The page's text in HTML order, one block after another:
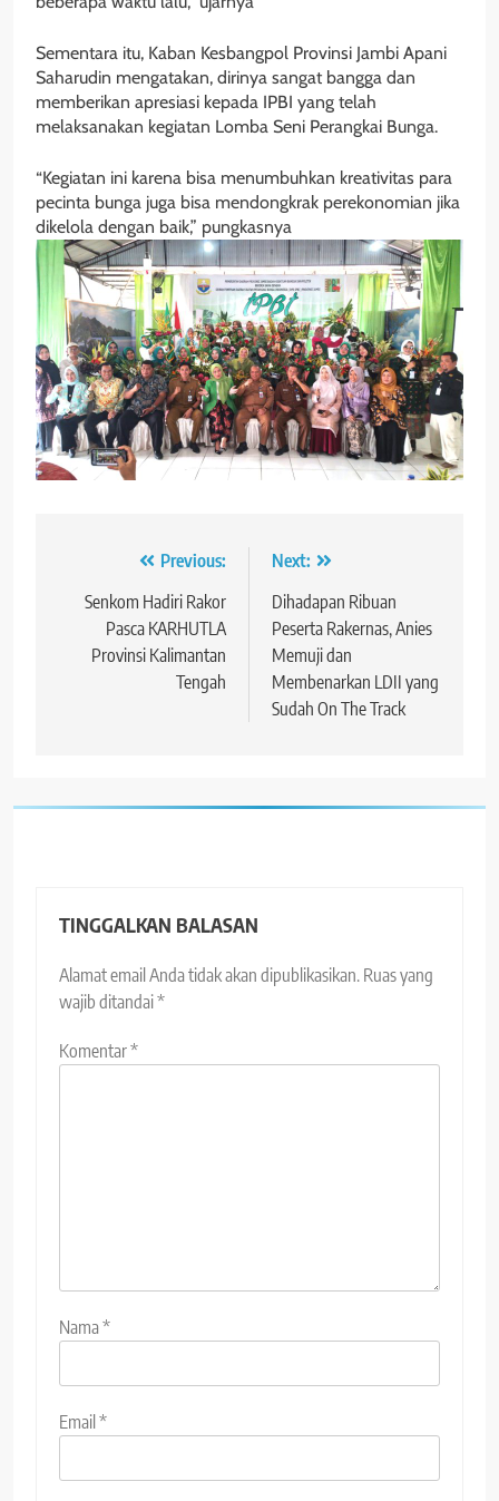
Sementara itu, Kaban Kesbangpol Provinsi Jambi Apani
Saharudin mengatakan, dirinya sangat bangga dan
memberikan apresiasi kepada IPBI yang telah
melaksanakan kegiatan Lomba Seni Perangkai Bunga.
“Kegiatan ini karena bisa menumbuhkan kreativitas para
pecinta bunga juga bisa mendongkrak perekonomian jika
dikelola dengan baik,” pungkasnya
Navigasi
pos
Previous:
Senkom Hadiri Rakor
Pasca KARHUTLA
Provinsi Kalimantan
Tengah
Next:
Dihadapan Ribuan
Peserta Rakernas, Anies
Memuji dan
Membenarkan LDII yang
Sudah On The Track
TINGGALKAN BALASAN
Alamat email Anda tidak akan dipublikasikan. Ruas yang
wajib ditandai*
Komentar*
Nama*
Email*